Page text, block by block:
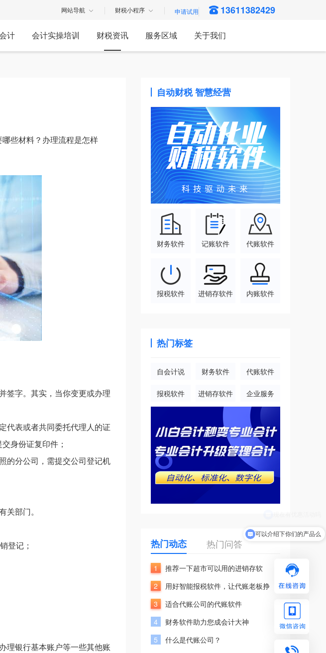
网站导航 财税小程序 13611382429
计 会计实操培训 财税资讯 服务区域 关于我们
些材料？办理流程是怎样
签字。其实，当你变更或办理
代表或者共同委托代理人的证
身份证复印件；
的分公司，需提交公司登记机
部门。
登记；
理银行基本账户等一些其他账
自动财税 智慧经营
财务软件 记账软件 代账软件
报税软件 进销存软件 内账软件
热门标签
自会计说 财务软件 代账软件
报税软件 进销存软件 企业服务
热门动态 热门问答
1
推荐一下超市可以用的进销存软
2
用好智能报税软件，让代账老板挣
3
适合代账公司的代账软件
4
财务软件助力您成会计大神
5
什么是代账公司？
可以介绍下你们的产品么